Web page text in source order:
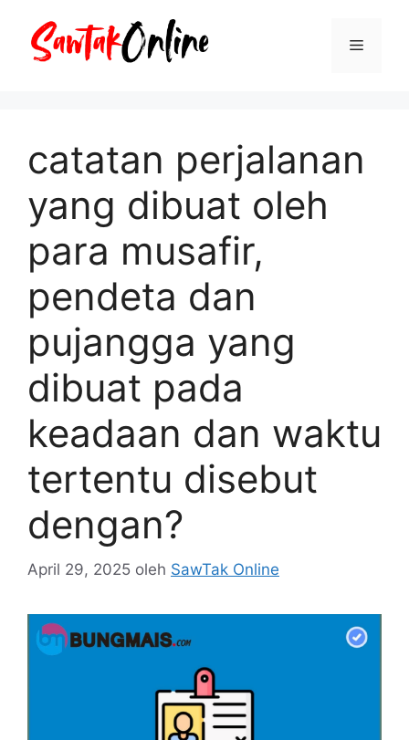
Menu
catatan perjalanan
yang dibuat oleh
para musafir,
pendeta dan
pujangga yang
dibuat pada
keadaan dan waktu
tertentu disebut
dengan?
April 29, 2025 oleh SawTak Online